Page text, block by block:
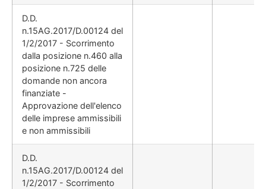
D.D.
n.15AG.2017/D.00124 del
1/2/2017 - Scorrimento
dalla posizione n.460 alla
posizione n.725 delle
domande non ancora
finanziate -
Approvazione dell'elenco
delle imprese ammissibili
e non ammissibili
D.D.
n.15AG.2017/D.00124 del
1/2/2017 - Scorrimento